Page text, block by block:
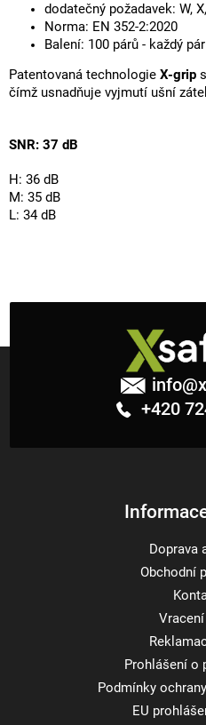
dodatečný požadavek: W,
Norma: EN 352-2:2020
Balení: 100 párů - každý
Patentovaná technologie X-grip
čímž usnadňuje vyjmutí ušní
SNR: 37 dB
H: 36 dB
M: 35 dB
L: 34 dB
info@
+420
Doprava
Obchodní
Prohlášení o
Podmínky
EU